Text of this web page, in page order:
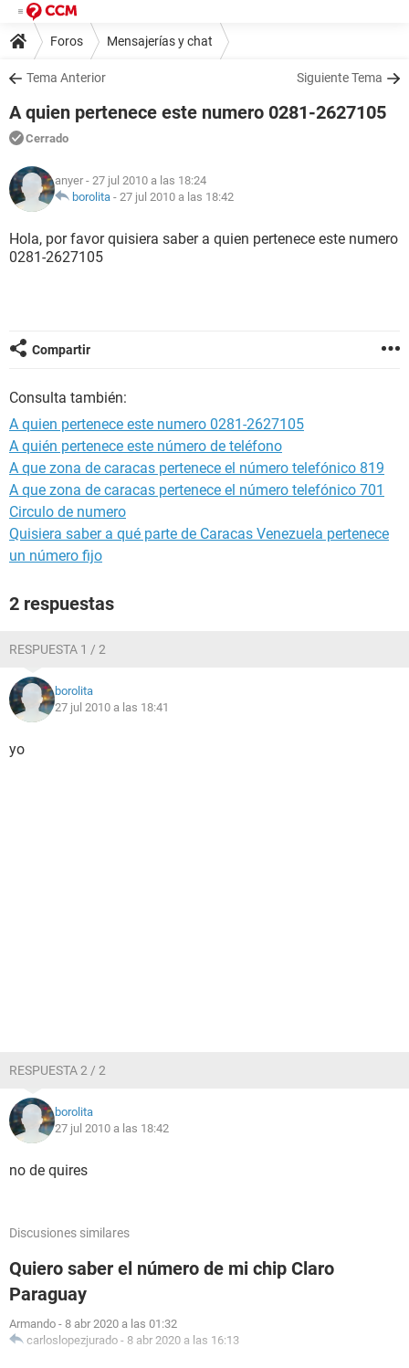
Foros Mensajerías y chat
Tema Anterior Siguiente Tema
A quien pertenece este numero 0281-2627105
Cerrado
anyer - 27 jul 2010 a las 18:24
borolita - 27 jul 2010 a las 18:42
Hola, por favor quisiera saber a quien pertenece este numero
0281-2627105
Compartir
Consulta también:
A quien pertenece este numero 0281-2627105
A quién pertenece este número de teléfono
A que zona de caracas pertenece el número telefónico 819
A que zona de caracas pertenece el número telefónico 701
Circulo de numero
Quisiera saber a qué parte de Caracas Venezuela pertenece
un número fijo
2 respuestas
RESPUESTA 1 / 2
borolita
27 jul 2010 a las 18:41
yo
RESPUESTA 2 / 2
borolita
27 jul 2010 a las 18:42
no de quires
Discusiones similares
Quiero saber el número de mi chip Claro
Paraguay
Armando - 8 abr 2020 a las 01:32
carloslopezjurado - 8 abr 2020 a las 16:13